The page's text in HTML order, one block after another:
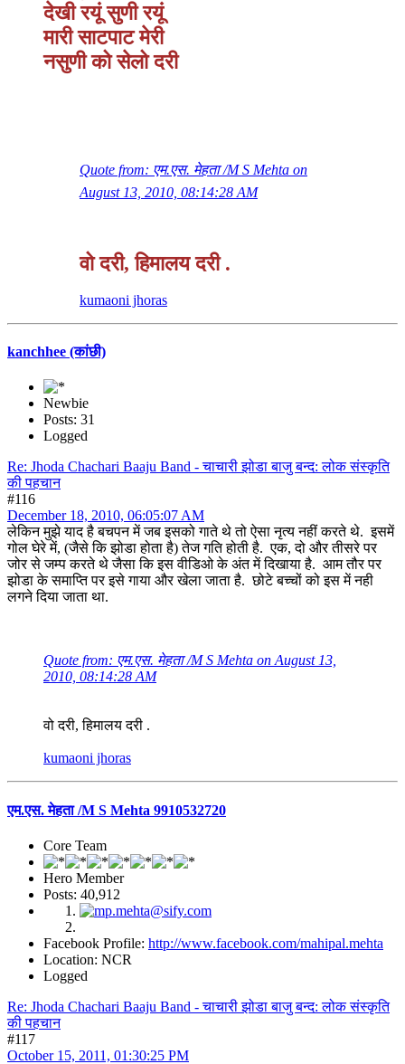
देखी रयूं सुणी रयूं
मारी साटपाट मेरी
नसुणी को सेलो दरी
Quote from: एम.एस. मेहता /M S Mehta on
August 13, 2010, 08:14:28 AM
वो दरी, हिमालय दरी .
kumaoni jhoras
kanchhee (कांछी)
Newbie
Posts: 31
Logged
Re: Jhoda Chachari Baaju Band - चाचारी झोडा बाजु बन्द: लोक संस्कृति
की पहचान
#116
December 18, 2010, 06:05:07 AM
लेकिन मुझे याद है बचपन में जब इसको गाते थे तो ऐसा नृत्य नहीं करते थे. इसमें
गोल घेरे में, (जैसे कि झोडा होता है) तेज गति होती है. एक, दो और तीसरे पर
जोर से जम्प करते थे जैसा कि इस वीडिओ के अंत में दिखाया है. आम तौर पर
झोडा के समाप्ति पर इसे गाया और खेला जाता है. छोटे बच्चों को इस में नही
लगने दिया जाता था.
Quote from: एम.एस. मेहता /M S Mehta on August 13,
2010, 08:14:28 AM
वो दरी, हिमालय दरी .
kumaoni jhoras
एम.एस. मेहता /M S Mehta 9910532720
Core Team
Hero Member
Posts: 40,912
Facebook Profile: http://www.facebook.com/mahipal.mehta
Location: NCR
Logged
Re: Jhoda Chachari Baaju Band - चाचारी झोडा बाजु बन्द: लोक संस्कृति
की पहचान
#117
October 15, 2011, 01:30:25 PM